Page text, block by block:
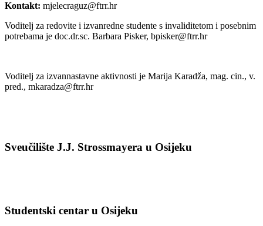
Kontakt: mjelecraguz@ftrr.hr
Voditelj za redovite i izvanredne studente s invaliditetom i posebnim
potrebama je doc.dr.sc. Barbara Pisker, bpisker@ftrr.hr
Voditelj za izvannastavne aktivnosti je Marija Karadža, mag. cin., v.
pred., mkaradza@ftrr.hr
Sveučilište J.J. Strossmayera u Osijeku
Studentski centar u Osijeku